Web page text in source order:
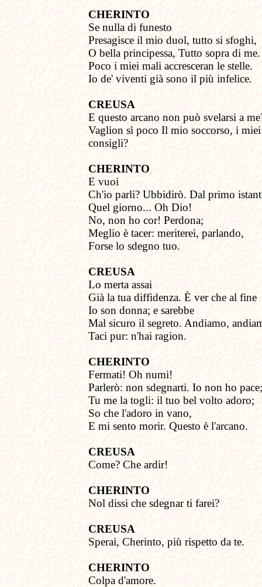
CHERINTO
Se nulla di funesto
Presagisce il mio duol, tutto si sfoghi,
O bella principessa, Tutto sopra di me.
Poco i miei mali accresceran le stelle.
Io de' viventi già sono il più infelice.
CREUSA
E questo arcano non può svelarsi a
Vaglion sì poco Il mio soccorso, i miei
consigli?
CHERINTO
E vuoi
Ch'io parli? Ubbidirò. Dal primo
Quel giorno... Oh Dio!
No, non ho cor! Perdona;
Meglio è tacer: meriterei, parlando,
Forse lo sdegno tuo.
CREUSA
Lo merta assai
Già la tua diffidenza. È ver che al fine
Io son donna; e sarebbe
Mal sicuro il segreto. Andiamo,
Taci pur: n'hai ragion.
CHERINTO
Fermati! Oh numi!
Parlerò: non sdegnarti. Io non ho pace;
Tu me la togli: il tuo bel volto adoro;
So che l'adoro in vano,
E mi sento morir. Questo è l'arcano.
CREUSA
Come? Che ardir!
CHERINTO
Nol dissi che sdegnar ti farei?
CREUSA
Sperai, Cherinto, più rispetto da te.
CHERINTO
Colpa d'amore.